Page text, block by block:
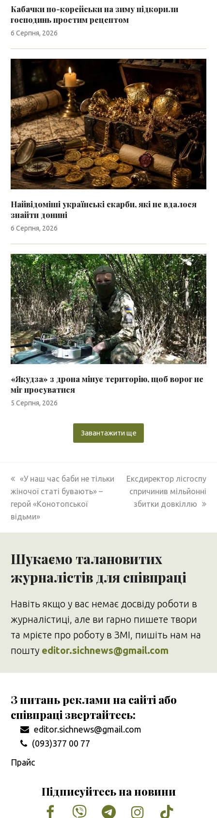
Кабачки по-корейськи на зиму підкорили
господинь простим рецептом
6 Серпня, 2026
Найвідоміші українські скарби, які не вдалося
знайти донині
6 Серпня, 2026
«Якудза» з дрона мінує територію, щоб ворог не
міг просуватися
5 Серпня, 2026
Завантажити ще
previous
post:
«У наш час баби не тільки
жіночої статі бувають» –
герой «Конотопської
відьми»
next
post:
Ексдиректор лісгоспу
спричинив мільйонні
збитки довкіллю
Шукаємо талановитих
журналістів для співпраці
Навіть якщо у вас немає досвіду роботи в
журналістиці, але ви гарно пишете твори
та мрієте про роботу в ЗМІ, пишіть нам на
пошту editor.sichnews@gmail.com
З питань реклами на сайті або
співпраці звертайтесь:
editor.sichnews@gmail.com
(093)377 00 77
Прайс
Підписуйтесь на новини
Facebook
VimeoTumblrInstagram
Tiktok